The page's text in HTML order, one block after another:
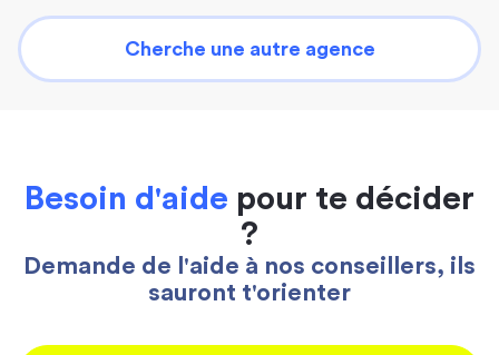
Cherche une autre agence
Besoin d'aide pour te décider
?
Demande de l'aide à nos conseillers, ils
sauront t'orienter